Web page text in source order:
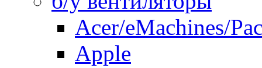
Acer/eMachines/
Apple